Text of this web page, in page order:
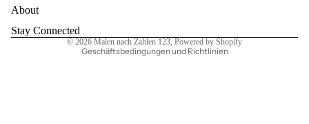
About
Stay Connected
© 2026 Malen nach Zahlen 123, Powered by Shopify
Geschäftsbedingungen und Richtlinien
AGB
Kontaktinformationen